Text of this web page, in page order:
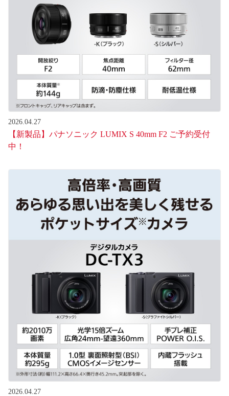
2026.04.27
【新製品】パナソニック LUMIX S 40mm F2 ご予約受付
中！
2026.04.27